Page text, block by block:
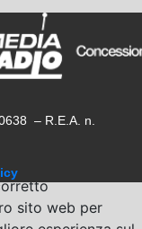
– R.E.A. n.
sito web per